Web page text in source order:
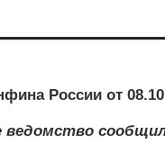
России от
ведомство